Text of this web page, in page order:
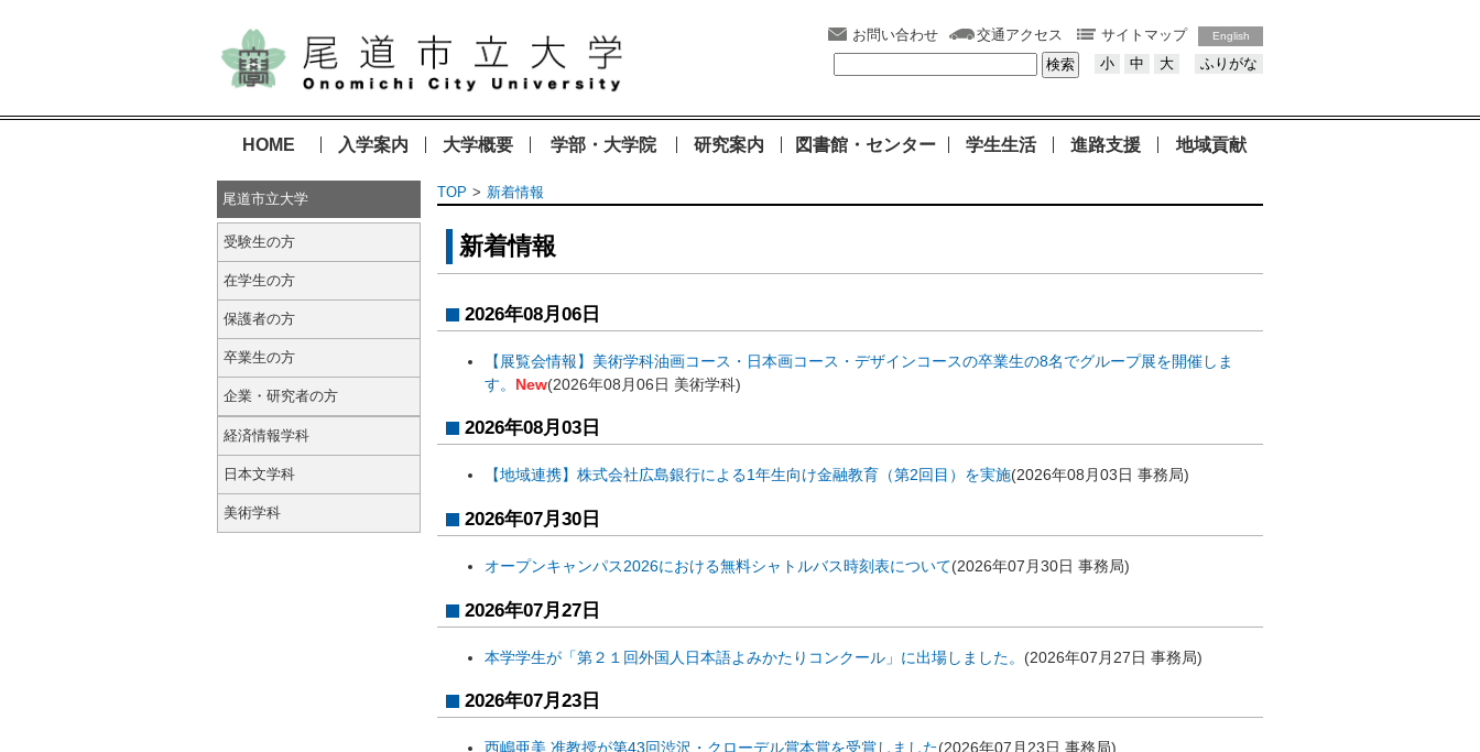
お問い合わせ 交通アクセス サイトマップ English
小 中 大 ふりがな
HOME 入学案内 大学概要 学部・大学院 研究案内 図書館・センター 学生生活 進路支援 地域貢献
TOP 新着情報
新着情報
2026年08月06日
【展覧会情報】美術学科油画コース・日本画コース・デザインコースの卒業生の8名でグループ展を開催しま
す。 New(2026年08月06日 美術学科)
2026年08月03日
【地域連携】株式会社広島銀行による1年生向け金融教育（第2回目）を実施(2026年08月03日 事務局)
2026年07月30日
オープンキャンパス2026における無料シャトルバス時刻表について(2026年07月30日 事務局)
2026年07月27日
本学学生が「第２１回外国人日本語よみかたりコンクール」に出場しました。 (2026年07月27日 事務局)
2026年07月23日
西嶋亜美 准教授が第43回渋沢・クローデル賞本賞を受賞しました(2026年07月23日 事務局)
尾道市立大学
受験生の方
在学生の方
保護者の方
卒業生の方
企業・研究者の方
経済情報学科
日本文学科
美術学科